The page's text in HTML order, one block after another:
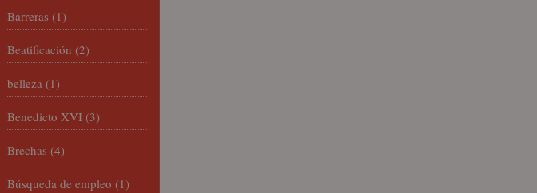
Barreras (1)
Beatificación (2)
belleza (1)
Benedicto XVI (3)
Brechas (4)
Búsqueda de empleo (1)